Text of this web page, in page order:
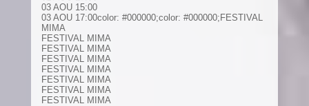
03 AOU 15:00
03 AOU 17:00color: #000000;color: #000000;FESTIVAL
MIMA
FESTIVAL MIMA
FESTIVAL MIMA
FESTIVAL MIMA
FESTIVAL MIMA
FESTIVAL MIMA
FESTIVAL MIMA
FESTIVAL MIMA